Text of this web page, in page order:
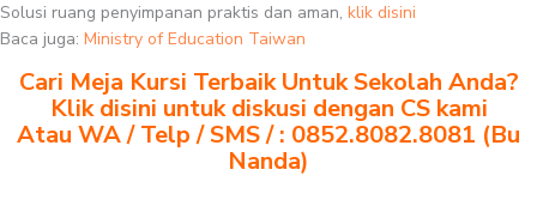
Solusi ruang penyimpanan praktis dan aman, klik disini
Baca juga: Ministry of Education Taiwan
Cari Meja Kursi Terbaik Untuk Sekolah Anda?
Klik disini untuk diskusi dengan CS kami
Atau WA / Telp / SMS / : 0852.8082.8081 (Bu
Nanda)